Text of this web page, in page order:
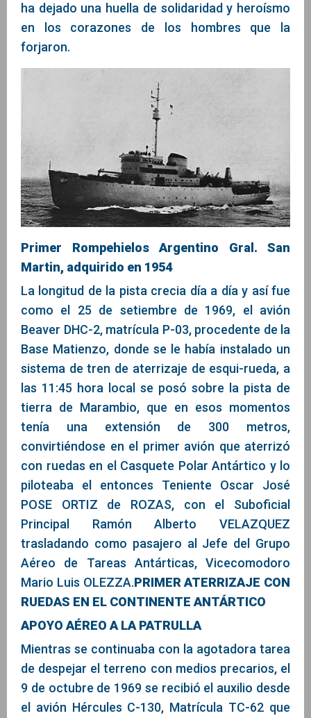
ha dejado una huella de solidaridad y heroísmo
en los corazones de los hombres que la
forjaron.
Primer Rompehielos Argentino Gral. San
Martin, adquirido en 1954
La longitud de la pista crecia día a día y así fue
como el 25 de setiembre de 1969, el avión
Beaver DHC-2, matrícula P-03, procedente de la
Base Matienzo, donde se le había instalado un
sistema de tren de aterrizaje de esqui-rueda, a
las 11:45 hora local se posó sobre la pista de
tierra de Marambio, que en esos momentos
tenía una extensión de 300 metros,
convirtiéndose en el primer avión que aterrizó
con ruedas en el Casquete Polar Antártico y lo
piloteaba el entonces Teniente Oscar José
POSE ORTIZ de ROZAS, con el Suboficial
Principal Ramón Alberto VELAZQUEZ
trasladando como pasajero al Jefe del Grupo
Aéreo de Tareas Antárticas, Vicecomodoro
Mario Luis OLEZZA.PRIMER ATERRIZAJE CON
RUEDAS EN EL CONTINENTE ANTÁRTICO
APOYO AÉREO A LA PATRULLA
Mientras se continuaba con la agotadora tarea
de despejar el terreno con medios precarios, el
9 de octubre de 1969 se recibió el auxilio desde
el avión Hércules C-130, Matrícula TC-62 que